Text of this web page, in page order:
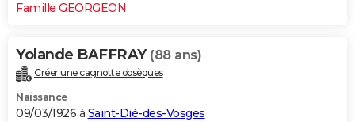
Famille GEORGEON
Yolande BAFFRAY (88 ans)
Créer une cagnotte obsèques
Naissance
09/03/1926 à Saint-Dié-des-Vosges